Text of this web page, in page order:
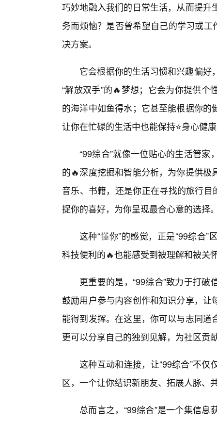
巧妙地融入我们的日常生活，从而提
务而烦恼？是否曾希望自己的学习或工
决方案。
它会根据你的生活习惯和兴趣偏
“解放双手”的🔥梦想；它会为你提供
的海洋中如鱼得水；它甚至能根据你
让你在忙碌的生活中也能保持⭐身心健
“99综合”就像一位贴心的生活管
的🔥深度挖掘和智能分析，为你提供
音乐、书籍，还是你正在寻找的旅行目
捉你的喜好，为你呈现最合心意的选择
这种“懂你”的感觉，正是“99综合
科技便利的🔥也能感受到被理解和被关
更重要的是，“99综合”致力于打
鼓励用户参与内容创作和知识分享，
能得到发挥。在这里，你可以与志同
更可以分享自己的独到见解，为社区贡
这种互动和连接，让“99综合”不
区，一个让你结识新朋友、拓展人脉、
总而言之，“99综合”是一个集信